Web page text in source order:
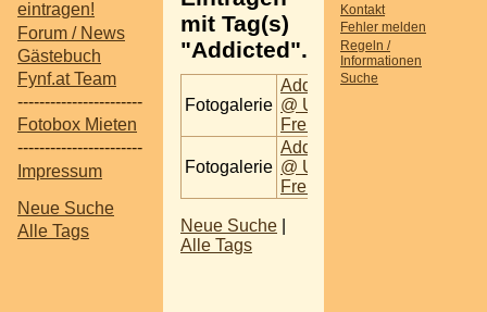
eintragen!
Forum / News
Gästebuch
Fynf.at Team
-----------------------
Fotobox Mieten
-----------------------
Impressum
Neue Suche
Alle Tags
Kontakt
Fehler melden
Regeln /
Informationen
Suche
mit Tag(s)
"Addicted".
Fotogalerie
Addicted
@ U4 -
Freitag
Fotogalerie
Addicted
@ U4 -
Freitag
Neue Suche
Alle Tags